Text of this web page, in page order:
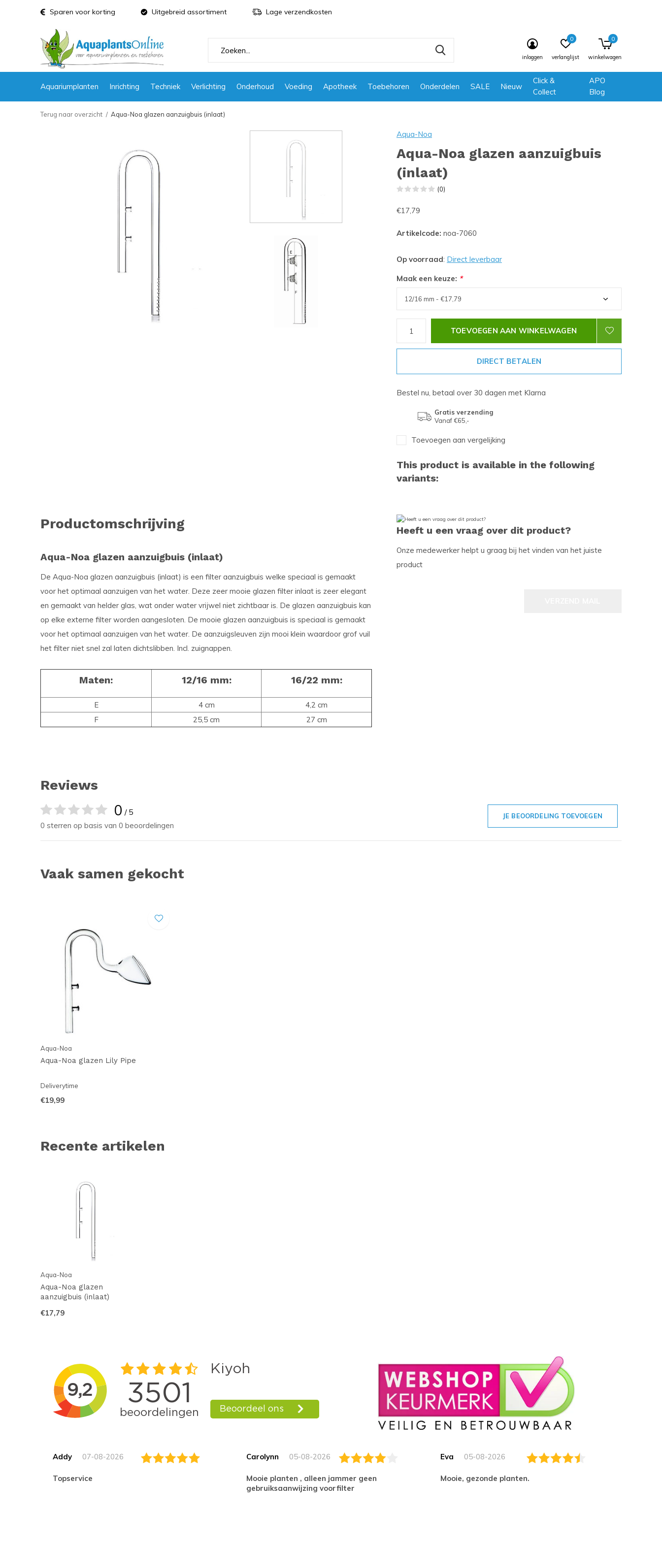
Aquariumplanten Inrichting Techniek Verlichting Onderhoud Voeding Apotheek Toebehoren Onderdelen SALE Nieuw
Click &
Collect
APO
Blog
inloggen verlanglijst
0
winkelwagen
0
Sparen voor korting Uitgebreid assortiment Lage verzendkosten
Terug naar overzicht Aqua-Noa glazen aanzuigbuis (inlaat)
Aqua-Noa
Aqua-Noa glazen aanzuigbuis
(inlaat)
(0)
€17,79
Artikelcode: noa-7060
Op voorraad: Direct leverbaar
Maak een keuze: *
TOEVOEGEN AAN WINKELWAGEN
DIRECT BETALEN
Bestel nu, betaal over 30 dagen met Klarna
Gratis verzending
Vanaf €65,-
Toevoegen aan vergelijking
This product is available in the following
variants:
Productomschrijving
Aqua-Noa glazen aanzuigbuis (inlaat)
De Aqua-Noa glazen aanzuigbuis (inlaat) is een filter aanzuigbuis welke speciaal is gemaakt
voor het optimaal aanzuigen van het water. Deze zeer mooie glazen filter inlaat is zeer elegant
en gemaakt van helder glas, wat onder water vrijwel niet zichtbaar is. De glazen aanzuigbuis kan
op elke externe filter worden aangesloten. De mooie glazen aanzuigbuis is speciaal is gemaakt
voor het optimaal aanzuigen van het water. De aanzuigsleuven zijn mooi klein waardoor grof vuil
het filter niet snel zal laten dichtslibben. Incl. zuignappen.
Maten: 12/16 mm: 16/22 mm:
E 4 cm
4,2 cm
F
25,5 cm 27 cm
Heeft u een vraag over dit product?
Onze medewerker helpt u graag bij het vinden van het juiste
product
Reviews
0 / 5
0 sterren op basis van 0 beoordelingen
JE BEOORDELING TOEVOEGEN
Vaak samen gekocht
Aqua-Noa
Aqua-Noa glazen Lily Pipe
Deliverytime
€19,99
Recente artikelen
Aqua-Noa
Aqua-Noa glazen
aanzuigbuis (inlaat)
€17,79
Addy 07-08-2026
topservice
Carolynn 05-08-2026
Mooie planten , alleen jammer geen
gebruiksaanwijzing voorfilter
Eva 05-08-2026
Mooie, gezonde planten.